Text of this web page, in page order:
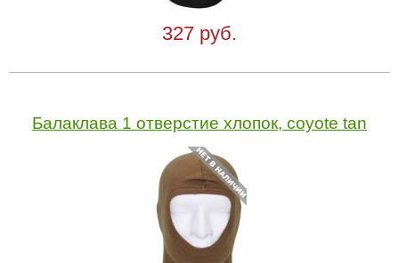
327 руб.
Балаклава 1 отверстие хлопок, coyote tan